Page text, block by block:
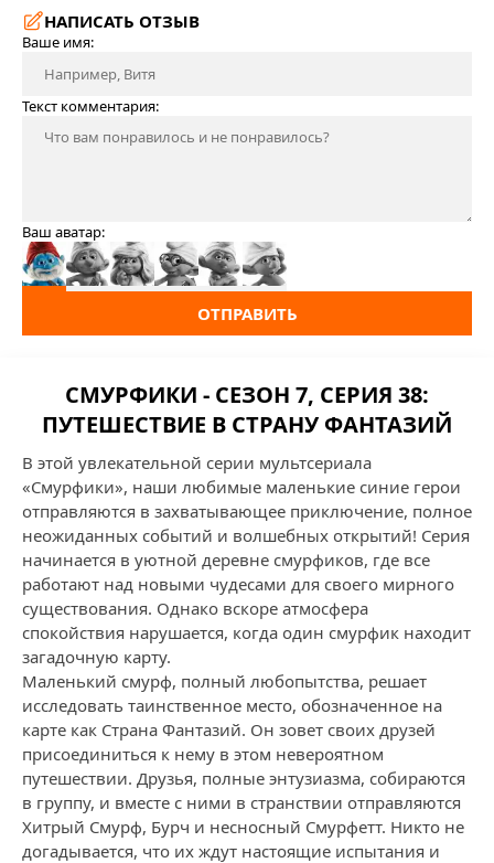
НАПИСАТЬ ОТЗЫВ
Ваше имя:
Текст комментария:
Ваш аватар:
ОТПРАВИТЬ
СМУРФИКИ - СЕЗОН 7, СЕРИЯ 38:
ПУТЕШЕСТВИЕ В СТРАНУ ФАНТАЗИЙ
В этой увлекательной серии мультсериала
«Смурфики», наши любимые маленькие синие герои
отправляются в захватывающее приключение, полное
неожиданных событий и волшебных открытий! Серия
начинается в уютной деревне смурфиков, где все
работают над новыми чудесами для своего мирного
существования. Однако вскоре атмосфера
спокойствия нарушается, когда один смурфик находит
загадочную карту.
Маленький смурф, полный любопытства, решает
исследовать таинственное место, обозначенное на
карте как Страна Фантазий. Он зовет своих друзей
присоединиться к нему в этом невероятном
путешествии. Друзья, полные энтузиазма, собираются
в группу, и вместе с ними в странствии отправляются
Хитрый Смурф, Бурч и несносный Смурфетт. Никто не
догадывается, что их ждут настоящие испытания и